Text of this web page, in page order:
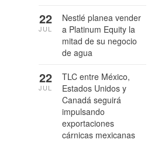
Nestlé planea vender
a Platinum Equity la
mitad de su negocio
de agua
22
JUL
TLC entre México,
Estados Unidos y
Canadá seguirá
impulsando
exportaciones
cárnicas mexicanas
22
JUL